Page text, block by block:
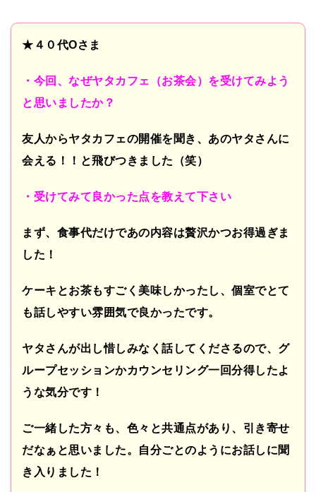
★４０代Oさま
・今回、なぜヤタカフェ（お茶会）を受けてみよう
と思いましたか？
友人からヤタカフェの開催を聞き、あのヤタさんに
会える！！と飛びつきました（笑）
・受けてみて良かった点を教えて下さい
まず、食事代だけであの内容は贅沢かつお得過ぎま
した！
ケーキとお茶もすごく美味しかったし、個室でとて
も話しやすい雰囲気で良かったです。
ヤタさんが出し惜しみなく話してくださるので、グ
ループセッションかカウンセリング一回分得したよ
うな気分です！
ご一緒した方々も、色々と共通点があり、引き寄せ
だなぁと思いました。自分ごとのようにお話しに聞
き入りました！